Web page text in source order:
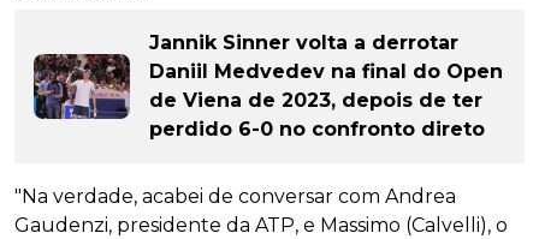
Jannik Sinner volta a derrotar
Daniil Medvedev na final do Open
de Viena de 2023, depois de ter
perdido 6-0 no confronto direto
"Na verdade, acabei de conversar com Andrea
Gaudenzi, presidente da ATP, e Massimo (Calvelli), o